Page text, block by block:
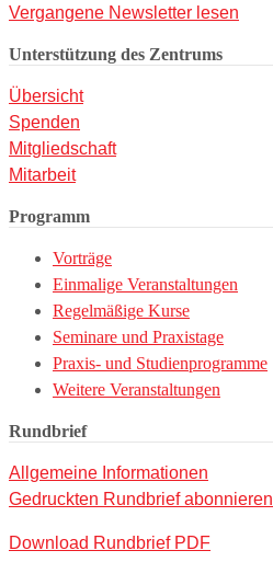
Vergangene Newsletter lesen
Unterstützung des Zentrums
Übersicht
Spenden
Mitgliedschaft
Mitarbeit
Programm
Vorträge
Einmalige Veranstaltungen
Regelmäßige Kurse
Seminare und Praxistage
Praxis- und Studienprogramme
Weitere Veranstaltungen
Rundbrief
Allgemeine Informationen
Gedruckten Rundbrief abonnieren
Download Rundbrief PDF